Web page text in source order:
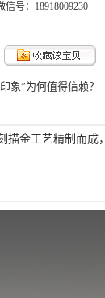
号：18918009230
象”为何值得信赖？
金工艺精制而成，